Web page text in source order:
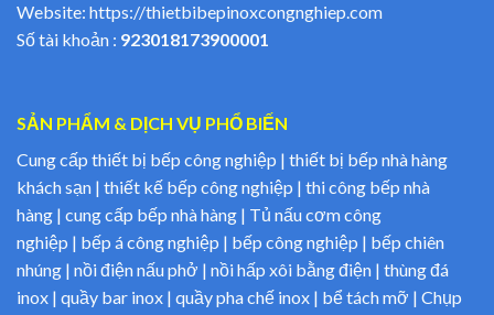
Website: https://thietbibepinoxcongnghiep.com
Số tài khoản : 923018173900001
SẢN PHẨM & DỊCH VỤ PHỔ BIẾN
Cung cấp thiết bị bếp công nghiệp | thiết bị bếp nhà hàng
khách sạn | thiết kế bếp công nghiệp | thi công bếp nhà
hàng | cung cấp bếp nhà hàng | Tủ nấu cơm công
nghiệp | bếp á công nghiệp | bếp công nghiệp | bếp chiên
nhúng | nồi điện nấu phở | nồi hấp xôi bằng điện | thùng đá
inox | quầy bar inox | quầy pha chế inox | bể tách mỡ | Chụp